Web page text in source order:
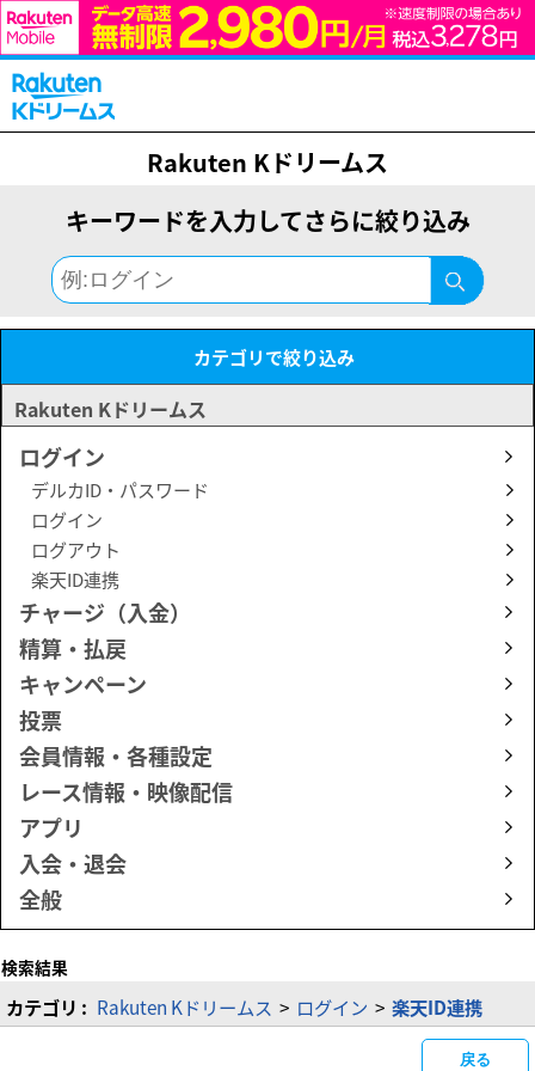
Rakuten Kドリームス
キーワードを入力してさらに絞り込み
カテゴリで絞り込み
Rakuten Kドリームス
ログイン
デルカID・パスワード
ログイン
ログアウト
楽天ID連携
チャージ（入金）
精算・払戻
キャンペーン
投票
会員情報・各種設定
レース情報・映像配信
アプリ
入会・退会
全般
検索結果
カテゴリ : Rakuten Kドリームス > ログイン > 楽天ID連携